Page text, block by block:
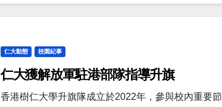
仁大動態 校園紀事
仁大獲解放軍駐港部隊指導升旗
香港樹仁大學升旗隊成立於2022年，參與校內重要節